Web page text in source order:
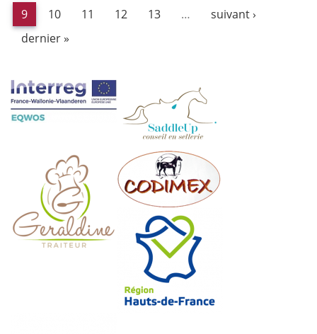
9
10 11 12 13 …
suivant ›
dernier »